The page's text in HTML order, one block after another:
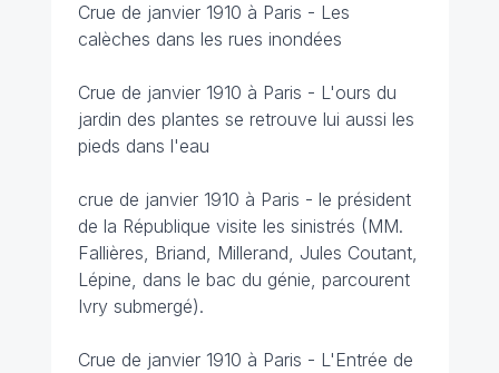
Crue de janvier 1910 à Paris - Les
calèches dans les rues inondées
Crue de janvier 1910 à Paris - L'ours du
jardin des plantes se retrouve lui aussi les
pieds dans l'eau
crue de janvier 1910 à Paris - le président
de la République visite les sinistrés (MM.
Fallières, Briand, Millerand, Jules Coutant,
Lépine, dans le bac du génie, parcourent
Ivry submergé).
Crue de janvier 1910 à Paris - L'Entrée de